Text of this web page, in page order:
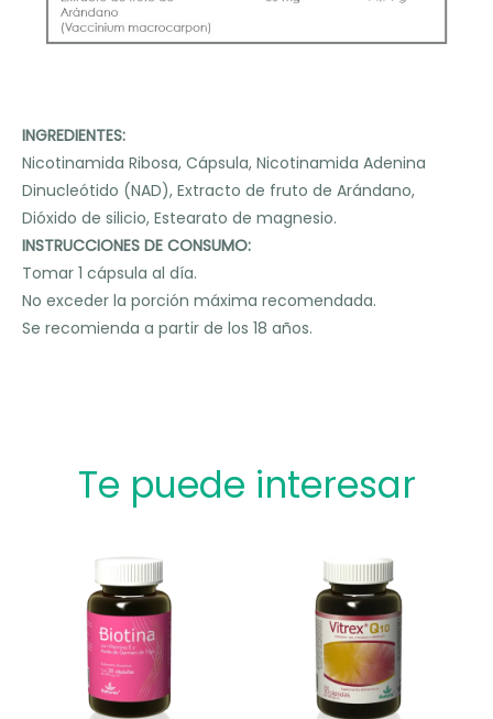
INGREDIENTES:
Nicotinamida Ribosa, Cápsula, Nicotinamida Adenina
Dinucleótido (NAD), Extracto de fruto de Arándano,
Dióxido de silicio, Estearato de magnesio.
INSTRUCCIONES DE CONSUMO:
Tomar 1 cápsula al día.
No exceder la porción máxima recomendada.
Se recomienda a partir de los 18 años.
Te puede interesar